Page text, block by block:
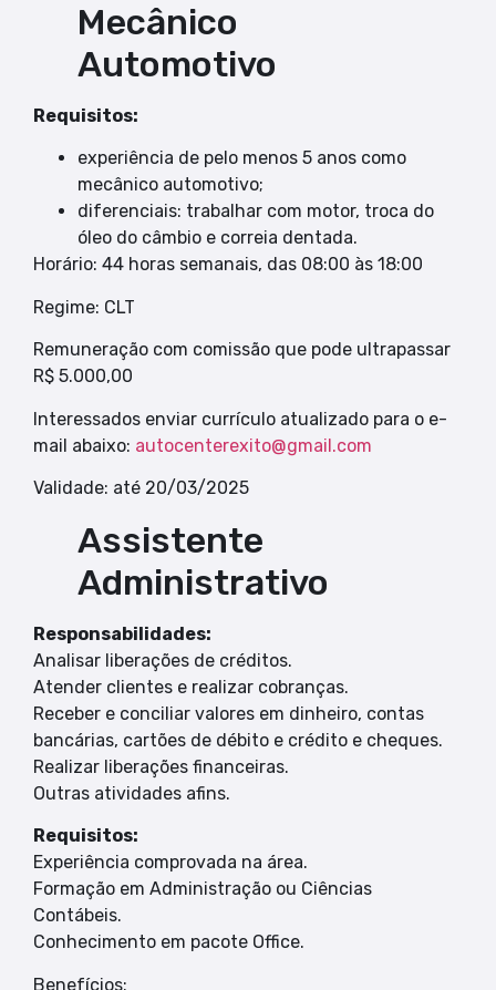
Mecânico
Automotivo
Requisitos:
experiência de pelo menos 5 anos como
mecânico automotivo;
diferenciais: trabalhar com motor, troca do
óleo do câmbio e correia dentada.
Horário: 44 horas semanais, das 08:00 às 18:00
Regime: CLT
Remuneração com comissão que pode ultrapassar
R$ 5.000,00
Interessados enviar currículo atualizado para o e-
mail abaixo: autocenterexito@gmail.com
Validade: até 20/03/2025
Assistente
Administrativo
Responsabilidades:
Analisar liberações de créditos.
Atender clientes e realizar cobranças.
Receber e conciliar valores em dinheiro, contas
bancárias, cartões de débito e crédito e cheques.
Realizar liberações financeiras.
Outras atividades afins.
Requisitos:
Experiência comprovada na área.
Formação em Administração ou Ciências
Contábeis.
Conhecimento em pacote Office.
Benefícios: